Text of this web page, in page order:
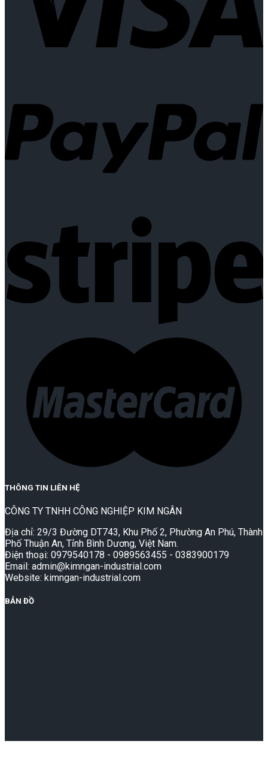
THÔNG TIN LIÊN HỆ
CÔNG TY TNHH CÔNG NGHIỆP KIM NGÂN
Địa chỉ: 29/3 Đường DT743, Khu Phố 2, Phường An Phú, Thành
Phố Thuận An, Tỉnh Bình Dương, Việt Nam.
Điện thoại: 0979540178 - 0989563455 - 0383900179
Email: admin@kimngan-industrial.com
Website: kimngan-industrial.com
BẢN ĐỒ